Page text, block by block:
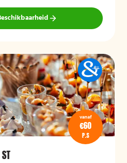
vanaf
€60
P.S